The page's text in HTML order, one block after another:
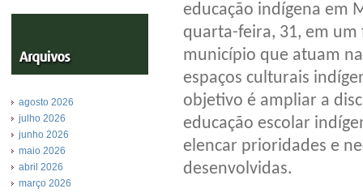
agosto 2026
julho 2026
junho 2026
maio 2026
abril 2026
março 2026
educação indígena em
quarta-feira, 31, em
município que atuam
espaços culturais
objetivo é ampliar a
educação escolar
elencar prioridades e
desenvolvidas.